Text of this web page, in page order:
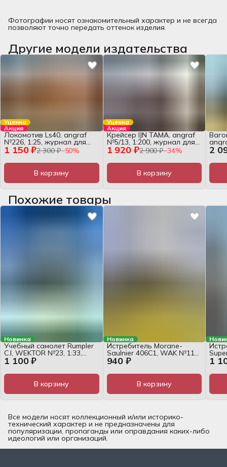
Фотографии носят ознакомительный характер и не всегда
позволяют точно передать оттенок изделия.
Другие модели издательства
Уценка
Акция
1 150 ₽2 300 ₽−50%
Локомотив Ls40, angraf
№226, 1:25, журнал для
сборки
В корзину
Уценка
Акция
1 920 ₽2 900 ₽−34%
Крейсер IJN TAMA, angraf
№5/13, 1:200, журнал для
сборки
В корзину
2
для
Похожие товары
Новинка
1 100 ₽
Учебный самолет Rumpler
C.I, WEKTOR №23, 1:33,
журнал
В корзину
Новинка
940 ₽
Истребитель Morane-
Saulnier 406C1, WAK №11-
12/21, 1:33, журнал
В корзину
1
Все модели носят коллекционный и/или историко-
технический характер и не предназначены для
популяризации, пропаганды или оправдания каких-либо
идеологий или организаций.